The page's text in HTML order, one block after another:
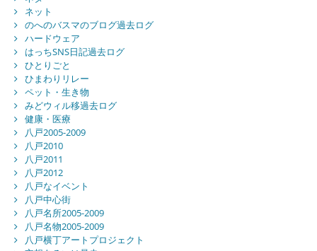
ネット
のへのバスマのブログ過去ログ
ハードウェア
はっちSNS日記過去ログ
ひとりごと
ひまわりリレー
ペット・生き物
みどウィル移過去ログ
健康・医療
八戸2005-2009
八戸2010
八戸2011
八戸2012
八戸なイベント
八戸中心街
八戸名所2005-2009
八戸名物2005-2009
八戸横丁アートプロジェクト